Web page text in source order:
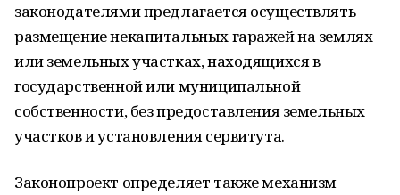
законодателями предлагается осуществлять
размещение некапитальных гаражей на землях
или земельных участках, находящихся в
государственной или муниципальной
собственности, без предоставления земельных
участков и установления сервитута.
Законопроект определяет также механизм